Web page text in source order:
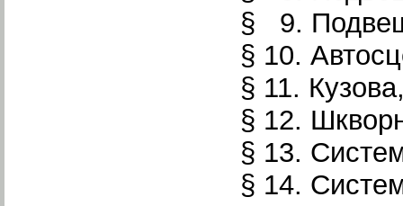
§ 9.
§ 10.
§ 11.
§ 12.
§ 13.
§ 14.